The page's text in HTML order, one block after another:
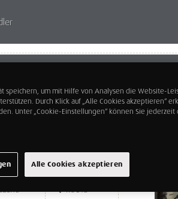
Straße 83
ROUTE
speichern, um mit Hilfe von Analysen die Website-
Durch Klick auf „Alle Cookies akzeptieren“
Unter „Cookie-Einstellungen“ können Sie jederzeit
Alle Cookies akzeptieren